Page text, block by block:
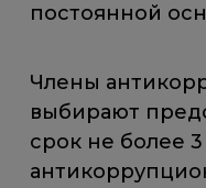
постоянной
Члены
выбирают
срок не более